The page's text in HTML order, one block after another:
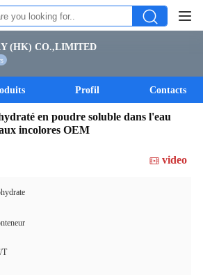
(HK) CO.,LIMITED
Profil Contacts
en poudre soluble dans l'eau
incolores OEM
video
T